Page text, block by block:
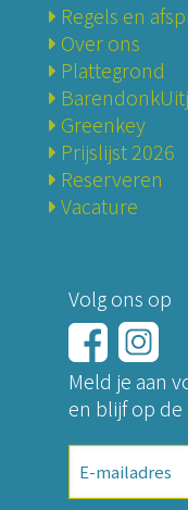
Regels en
Over ons
Plattegrond
Greenkey
Prijslijst 2026
Reserveren
Vacature
Volg ons op
Meld je aan
en blijf op
mailadres